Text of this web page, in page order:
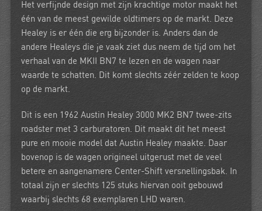
Het verfijnde design met zijn krachtige motor maakt het
één van de meest gewilde oldtimers op de markt. Deze
Healey is er één die erg bijzonder is. Anders dan de
andere Healeys die je vaak ziet dus neem de tijd om het
verhaal van de MKII BN7 te lezen en de wagen naar
waarde te schatten. Dit komt slechts zéér zelden te koop
op de markt.
Dit is een 1962 Austin Healey 3000 MK2 BN7 twee-zits
roadster met 3 carburatoren. Dit maakt dit het meest
pure en mooie model dat Austin Healey maakte. Daar
bovenop is de wagen origineel uitgerust met de veel
betere en aangenamere Center-Shift versnellingsbak. In
totaal zijn er slechts 125 stuks hiervan ooit gebouwd
waarbij slechts 68 exemplaren LHD waren.